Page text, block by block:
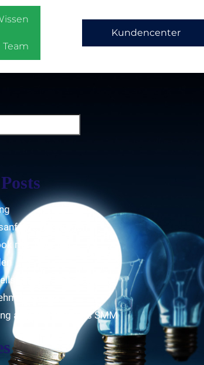
Team
Kundencenter
bestätigen
mit Instagram
du eine Facebook
an Kontrolltickets SMM